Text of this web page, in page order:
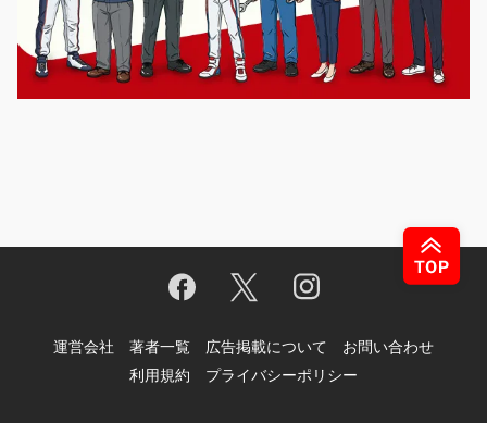
運営会社 著者一覧 広告掲載について
お問い合わせ
利用規約
プライバシーポリシー